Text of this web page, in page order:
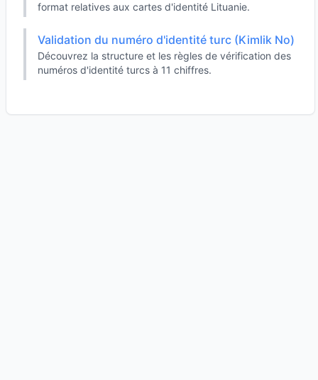
format relatives aux cartes d'identité Lituanie.
Validation du numéro d'identité turc (Kimlik No)
Découvrez la structure et les règles de vérification des
numéros d'identité turcs à 11 chiffres.